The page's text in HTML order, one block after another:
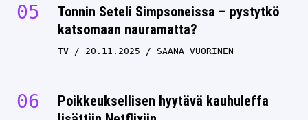
Tonnin Seteli Simpsoneissa – pystytkö
katsomaan nauramatta?
TV 20.11.2025 SAANA VUORINEN
Poikkeuksellisen hyytävä kauhuleffa